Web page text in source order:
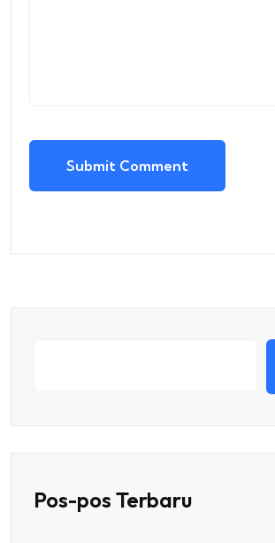
Submit Comment
Pos-pos Terbaru